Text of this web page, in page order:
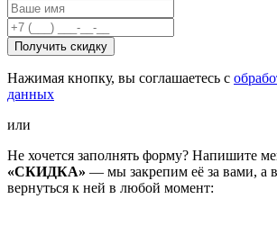
Получить скидку
Нажимая кнопку, вы соглашаетесь с
данных
или
Не хочется заполнять форму? Напишите
«СКИДКА» — мы закрепим её за вами, а
вернуться к ней в любой момент: